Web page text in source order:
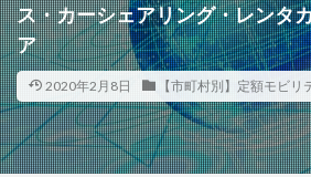
ス・カーシェアリング・レンタ
ア
2020年2月8日 【市町村別】定額モビリ